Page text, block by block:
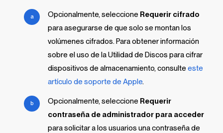
Opcionalmente, seleccione Requerir cifrado
para asegurarse de que solo se montan los
volúmenes cifrados. Para obtener información
sobre el uso de la Utilidad de Discos para cifrar
dispositivos de almacenamiento, consulte este
artículo de soporte de Apple.
Opcionalmente, seleccione Requerir
contraseña de administrador para acceder
para solicitar a los usuarios una contraseña de